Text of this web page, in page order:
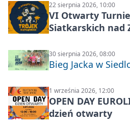
22 sierpnia 2026, 10:00
VI Otwarty
Siatkarskich nad
30 sierpnia 2026, 08:00
Bieg Jacka w
1 września 2026, 12:00
OPEN DAY
dzień otwarty